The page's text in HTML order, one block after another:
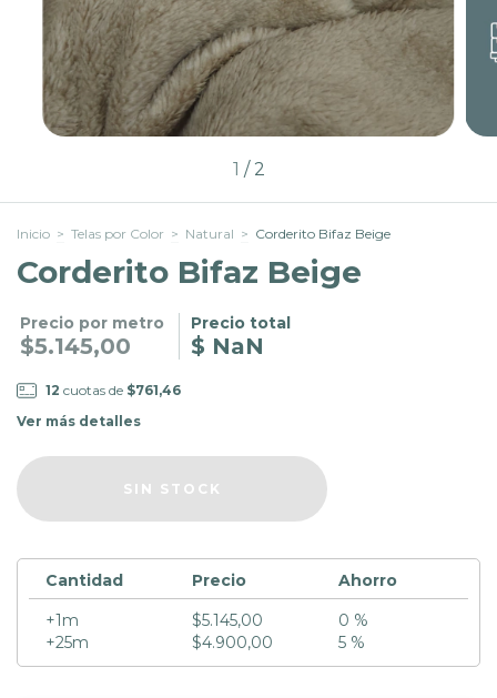
1 / 2
Inicio > Telas por Color > Natural > Corderito Bifaz Beige
Corderito Bifaz Beige
Precio por metro
$5.145,00
Precio total
$ NaN
12 cuotas de $761,46
Ver más detalles
Cantidad Precio
Ahorro
+1m
$5.145,00
0 %
+25m
$4.900,00 5 %